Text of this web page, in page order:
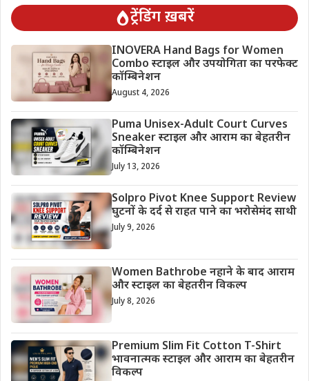
ट्रेंडिंग ख़बरें
INOVERA Hand Bags for Women
Combo स्टाइल और उपयोगिता का परफेक्ट
कॉम्बिनेशन
August 4, 2026
Puma Unisex-Adult Court Curves
Sneaker स्टाइल और आराम का बेहतरीन
कॉम्बिनेशन
July 13, 2026
Solpro Pivot Knee Support Review
घुटनों के दर्द से राहत पाने का भरोसेमंद साथी
July 9, 2026
Women Bathrobe नहाने के बाद आराम
और स्टाइल का बेहतरीन विकल्प
July 8, 2026
Premium Slim Fit Cotton T-Shirt
भावनात्मक स्टाइल और आराम का बेहतरीन
विकल्प